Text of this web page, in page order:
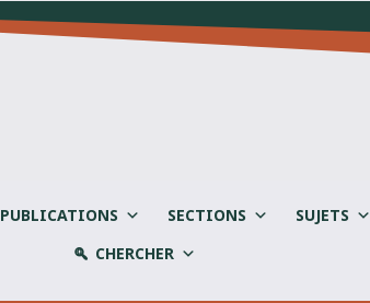
PUBLICATIONS SECTIONS SUJETS
CHERCHER